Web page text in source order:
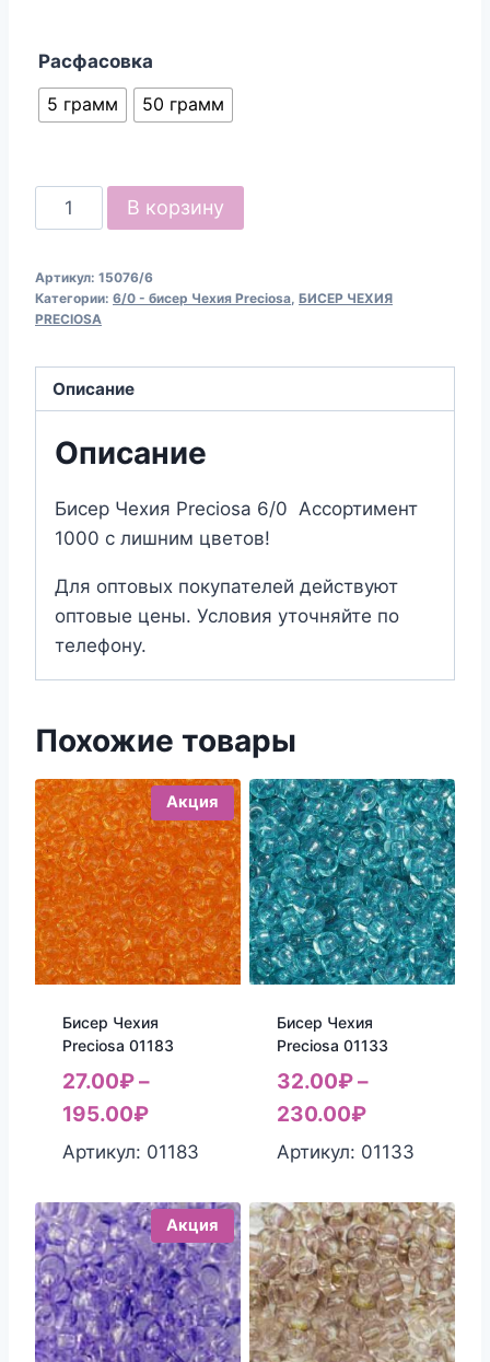
Расфасовка
5 грамм
50 грамм
Количество
товара
Чехия
Preciosa
В корзину
Артикул: 15076/6
Категории: 6/0 - бисер Чехия Preciosa БИСЕР ЧЕХИЯ
PRECIOSA
Описание
Описание
Бисер Чехия Preciosa 6/0 Ассортимент
1000 с лишним цветов!
Для оптовых покупателей действуют
оптовые цены. Условия уточняйте по
телефону.
Похожие товары
Акция
Бисер Чехия
Preciosa 01183
27.00₽–
195.00₽
Артикул: 01183
Бисер Чехия
Preciosa 01133
32.00₽–
230.00₽
Артикул: 01133
Акция